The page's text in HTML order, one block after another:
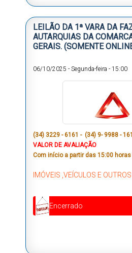
LEILÃO DA 1ª VARA DA
AUTARQUIAS DA
GERAIS. (SOMENTE
06/10/2025 - Segunda-feira - 15:00
(34) 3229 - 6161 - (34) 9- 9988 -
VALOR DE AVALIAÇÃO
Com início a partir das 15:00
IMÓVEIS ,VEÍCULOS E OUTROS
Encerrado